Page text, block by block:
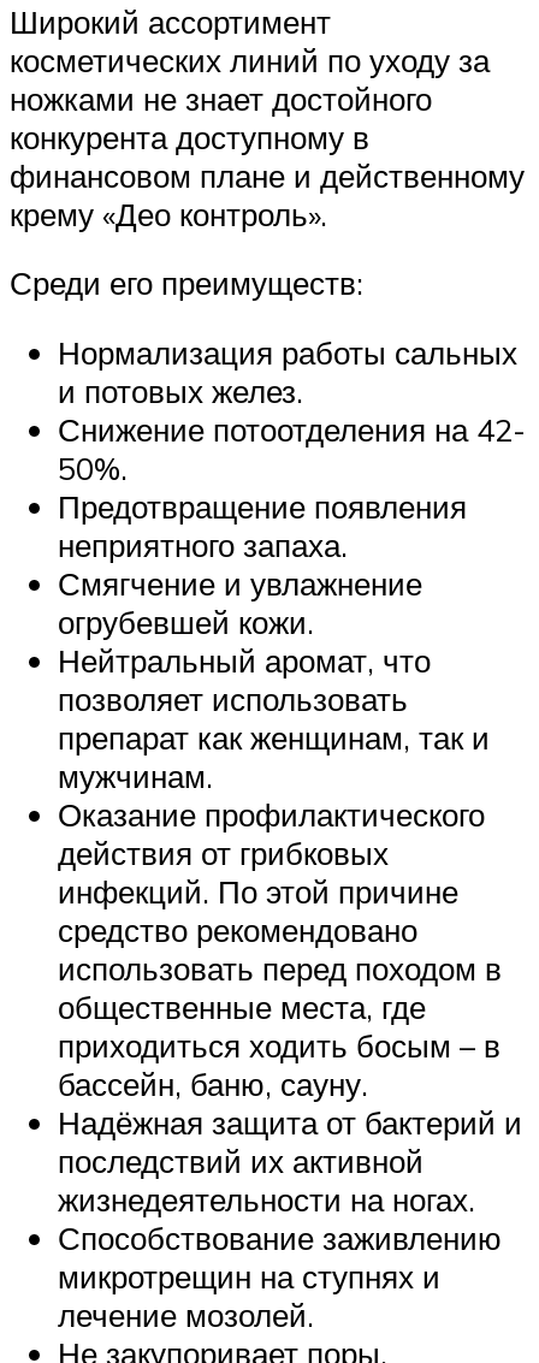
Широкий ассортимент
косметических линий по уходу за
ножками не знает достойного
конкурента доступному в
финансовом плане и действенному
крему «Део контроль».
Среди его преимуществ:
Нормализация работы сальных
и потовых желез.
Снижение потоотделения на 42-
50%.
Предотвращение появления
неприятного запаха.
Смягчение и увлажнение
огрубевшей кожи.
Нейтральный аромат, что
позволяет использовать
препарат как женщинам, так и
мужчинам.
Оказание профилактического
действия от грибковых
инфекций. По этой причине
средство рекомендовано
использовать перед походом в
общественные места, где
приходиться ходить босым – в
бассейн, баню, сауну.
Надёжная защита от бактерий и
последствий их активной
жизнедеятельности на ногах.
Способствование заживлению
микротрещин на ступнях и
лечение мозолей.
Не закупоривает поры,